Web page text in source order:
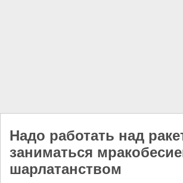
Надо работать над
заниматься
шарлатанством